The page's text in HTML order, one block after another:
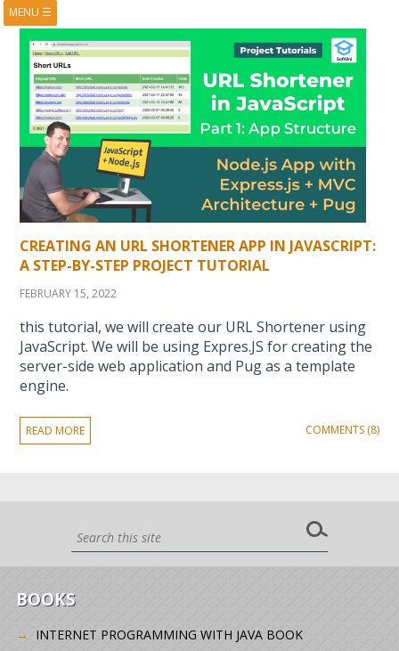
MENU ☰
BOOKS
COURSES
VIDEOS
PRESENTATIONS
RESEARCH
PUBLICATIONS
CONTACTS
CREATING AN URL SHORTENER APP IN JAVASCRIPT:
A STEP-BY-STEP PROJECT TUTORIAL
FEBRUARY 15, 2022
this tutorial, we will create our URL Shortener using
JavaScript. We will be using Expres.JS for creating the
server-side web application and Pug as a template
engine.
READ MORE COMMENTS (8)
BOOKS
INTERNET PROGRAMMING WITH JAVA BOOK